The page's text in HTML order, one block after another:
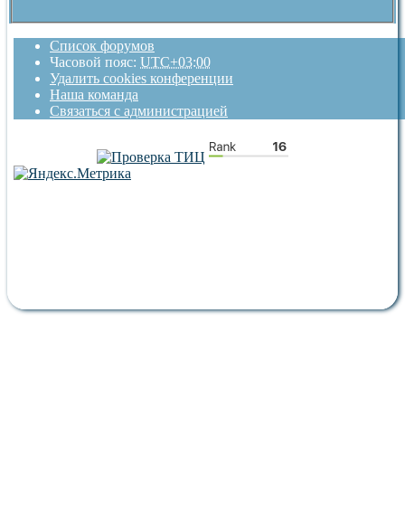
Список форумов
Часовой пояс: UTC+03:00
Удалить cookies конференции
Наша команда
Связаться с администрацией